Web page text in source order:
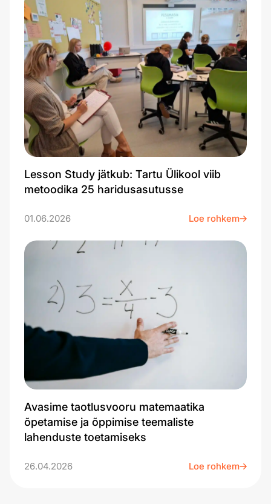
Lesson Study jätkub: Tartu Ülikool viib
metoodika 25 haridusasutusse
01.06.2026 Loe rohkem
Avasime taotlusvooru matemaatika
õpetamise ja õppimise teemaliste
lahenduste toetamiseks
26.04.2026 Loe rohkem